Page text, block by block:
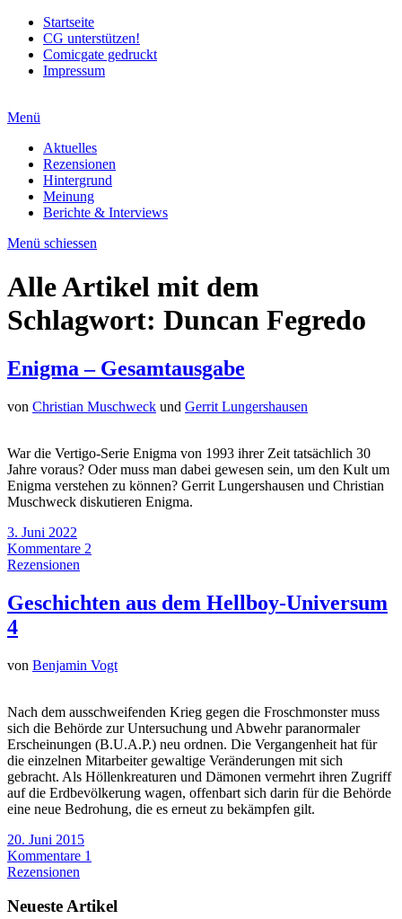
Startseite
CG unterstützen!
Comicgate gedruckt
Impressum
Menü
Aktuelles
Rezensionen
Hintergrund
Meinung
Berichte & Interviews
Menü schiessen
Alle Artikel mit dem
Schlagwort: Duncan Fegredo
Enigma – Gesamtausgabe
von Christian Muschweck und Gerrit Lungershausen
War die Vertigo-Serie Enigma von 1993 ihrer Zeit tatsächlich 30
Jahre voraus? Oder muss man dabei gewesen sein, um den Kult um
Enigma verstehen zu können? Gerrit Lungershausen und Christian
Muschweck diskutieren Enigma.
3. Juni 2022
Kommentare 2
Rezensionen
Geschichten aus dem Hellboy-Universum
4
von Benjamin Vogt
Nach dem ausschweifenden Krieg gegen die Froschmonster muss
sich die Behörde zur Untersuchung und Abwehr paranormaler
Erscheinungen (B.U.A.P.) neu ordnen. Die Vergangenheit hat für
die einzelnen Mitarbeiter gewaltige Veränderungen mit sich
gebracht. Als Höllenkreaturen und Dämonen vermehrt ihren Zugriff
auf die Erdbevölkerung wagen, offenbart sich darin für die Behörde
eine neue Bedrohung, die es erneut zu bekämpfen gilt.
20. Juni 2015
Kommentare 1
Rezensionen
Neueste Artikel